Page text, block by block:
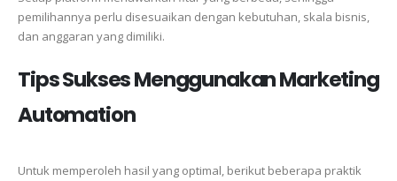
pemilihannya perlu disesuaikan dengan kebutuhan, skala bisnis,
dan anggaran yang dimiliki.
Tips Sukses Menggunakan Marketing
Automation
Untuk memperoleh hasil yang optimal, berikut beberapa praktik